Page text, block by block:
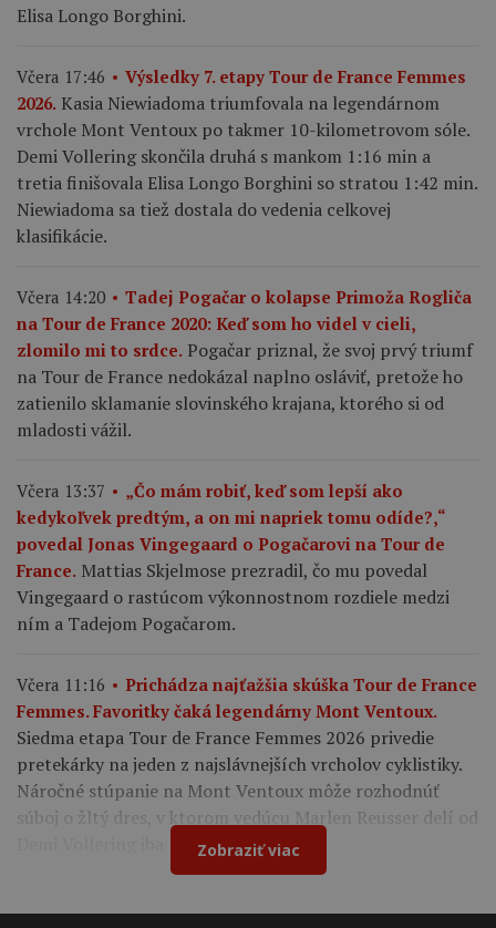
Elisa Longo Borghini.
Včera 17:46
Výsledky 7. etapy Tour de France Femmes
2026. Kasia Niewiadoma triumfovala na legendárnom
vrchole Mont Ventoux po takmer 10-kilometrovom sóle.
Demi Vollering skončila druhá s mankom 1:16 min a
tretia finišovala Elisa Longo Borghini so stratou 1:42 min.
Niewiadoma sa tiež dostala do vedenia celkovej
klasifikácie.
Včera 14:20
Tadej Pogačar o kolapse Primoža Rogliča
na Tour de France 2020: Keď som ho videl v cieli,
zlomilo mi to srdce. Pogačar priznal, že svoj prvý triumf
na Tour de France nedokázal naplno osláviť, pretože ho
zatienilo sklamanie slovinského krajana, ktorého si od
mladosti vážil.
Včera 13:37
„Čo mám robiť, keď som lepší ako
kedykoľvek predtým, a on mi napriek tomu odíde?,“
povedal Jonas Vingegaard o Pogačarovi na Tour de
France. Mattias Skjelmose prezradil, čo mu povedal
Vingegaard o rastúcom výkonnostnom rozdiele medzi
ním a Tadejom Pogačarom.
Včera 11:16
Prichádza najťažšia skúška Tour de France
Femmes. Favoritky čaká legendárny Mont Ventoux.
Siedma etapa Tour de France Femmes 2026 privedie
pretekárky na jeden z najslávnejších vrcholov cyklistiky.
Náročné stúpanie na Mont Ventoux môže rozhodnúť
súboj o žltý dres, v ktorom vedúcu Marlen Reusser delí od
Demi Vollering iba 12 sekúnd.
Zobraziť viac